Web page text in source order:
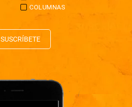
COLUMNAS
SUSCRÍBETE